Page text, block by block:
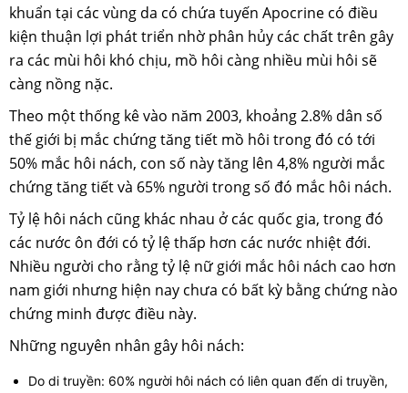
khuẩn tại các vùng da có chứa tuyến Apocrine có điều
kiện thuận lợi phát triển nhờ phân hủy các chất trên gây
ra các mùi hôi khó chịu, mồ hôi càng nhiều mùi hôi sẽ
càng nồng nặc.
Theo một thống kê vào năm 2003, khoảng 2.8% dân số
thế giới bị mắc chứng tăng tiết mồ hôi trong đó có tới
50% mắc hôi nách, con số này tăng lên 4,8% người mắc
chứng tăng tiết và 65% người trong số đó mắc hôi nách.
Tỷ lệ hôi nách cũng khác nhau ở các quốc gia, trong đó
các nước ôn đới có tỷ lệ thấp hơn các nước nhiệt đới.
Nhiều người cho rằng tỷ lệ nữ giới mắc hôi nách cao hơn
nam giới nhưng hiện nay chưa có bất kỳ bằng chứng nào
chứng minh được điều này.
Những nguyên nhân gây hôi nách:
Do di truyền: 60% người hôi nách có liên quan đến di truyền,